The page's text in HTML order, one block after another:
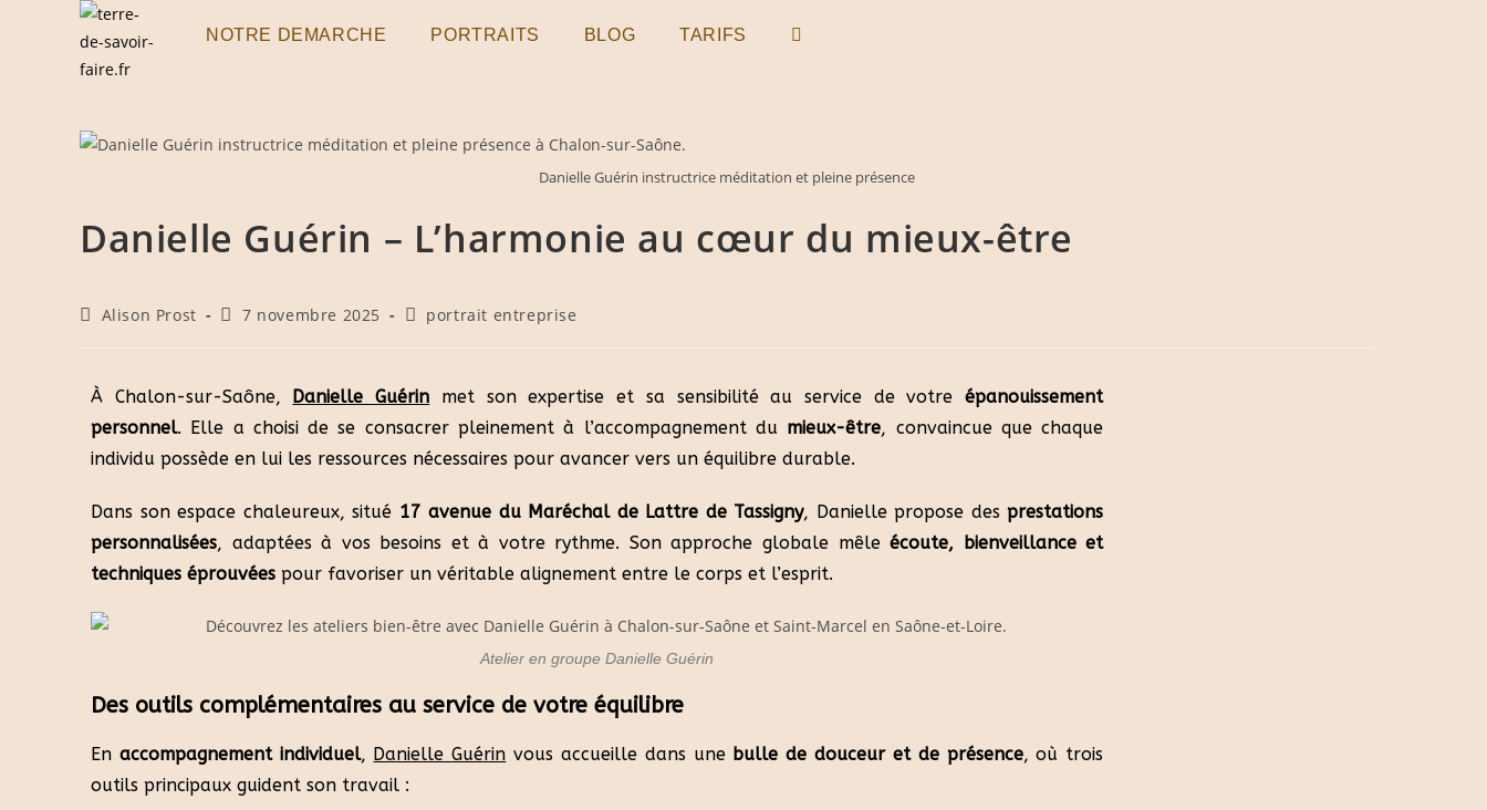
NOTRE DEMARCHE PORTRAITS BLOG TARIFS
Danielle Guérin instructrice méditation et pleine présence
Danielle Guérin – L’harmonie au cœur du mieux-être
Alison Prost 7 novembre 2025 portrait entreprise
À Chalon-sur-Saône, Danielle Guérin met son expertise et sa sensibilité au service de votreépanouissement
personnel. Elle a choisi de se consacrer pleinement à l’accompagnement du mieux-être, convaincue que chaque
individu possède en lui les ressources nécessaires pour avancer vers un équilibre durable.
Dans son espace chaleureux, situé 17 avenue du Maréchal de Lattre de Tassigny, Danielle propose desprestations
personnalisées, adaptées à vos besoins et à votre rythme. Son approche globale mêleécoute, bienveillance et
techniques éprouvées pour favoriser un véritable alignement entre le corps et l’esprit.
Atelier en groupe Danielle Guérin
Des outils complémentaires au service de votre équilibre
En accompagnement individuel, Danielle Guérin vous accueille dans une bulle de douceur et de présence, où trois
outils principaux guident son travail :